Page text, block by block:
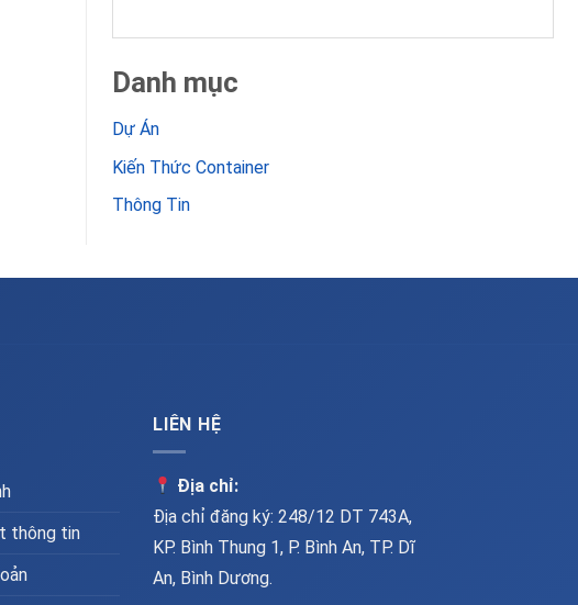
Danh mục
Dự Án
Kiến Thức Container
Thông Tin
thông tin
LIÊN HỆ
Địa chỉ:
Địa chỉ đăng ký: 248/12 DT 743A,
KP. Bình Thung 1, P. Bình An, TP. Dĩ
An, Bình Dương.